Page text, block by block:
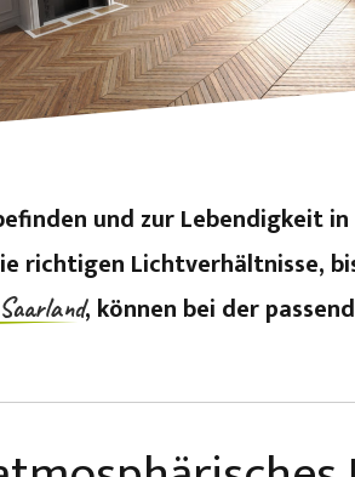
und zur Lebendigkeit
richtigen Lichtverhältnisse,
, können bei der